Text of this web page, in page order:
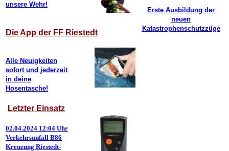
unsere Wehr!
Die App der FF Riestedt
Alle Neuigkeiten
sofort und jederzeit
in deine
Hosentasche!
Letzter Einsatz
02.04.2024 12:04 Uhr
Verkehrsunfall B86
Kreuzung Riestedt-
Erste Ausbildung der
neuen
Katastrophenschutzzüge